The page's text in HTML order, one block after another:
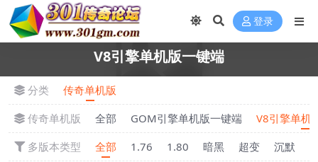
登录
V8引擎单机版一键端
分类
传奇单机版
传奇单机版
全部 GOM引擎单机版一键端
V8引擎单机
多版本类型
全部 1.76 1.80 暗黑 超变 沉默